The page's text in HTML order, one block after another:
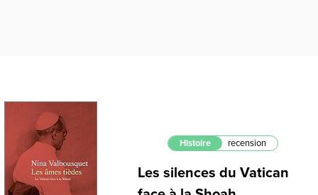
Histoire recension
Les silences du Vatican